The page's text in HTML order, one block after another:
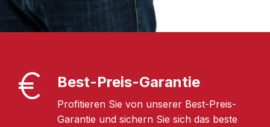
Best-Preis-Garantie
Profitieren Sie von unserer Best-Preis-
Garantie und sichern Sie sich das beste